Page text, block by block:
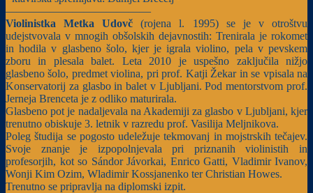
—————————————
Violinistka Metka Udovč (rojena l. 1995) se je v otroštvu
udejstvovala v mnogih obšolskih dejavnostih: Trenirala je rokomet
in hodila v glasbeno šolo, kjer je igrala violino, pela v pevskem
zboru in plesala balet. Leta 2010 je uspešno zaključila nižjo
glasbeno šolo, predmet violina, pri prof. Katji Žekar in se vpisala na
Konservatorij za glasbo in balet v Ljubljani. Pod mentorstvom prof.
Jerneja Brenceta je z odliko maturirala.
Glasbeno pot je nadaljevala na Akademiji za glasbo v Ljubljani, kjer
trenutno obiskuje 3. letnik v razredu prof. Vasilija Meljnikova.
Poleg študija se pogosto udeležuje tekmovanj in mojstrskih tečajev.
Svoje znanje je izpopolnjevala pri priznanih violinistih in
profesorjih, kot so Sándor Jávorkai, Enrico Gatti, Vladimir Ivanov,
Wonji Kim Ozim, Wladimir Kossjanenko ter Christian Howes.
Trenutno se pripravlja na diplomski izpit.